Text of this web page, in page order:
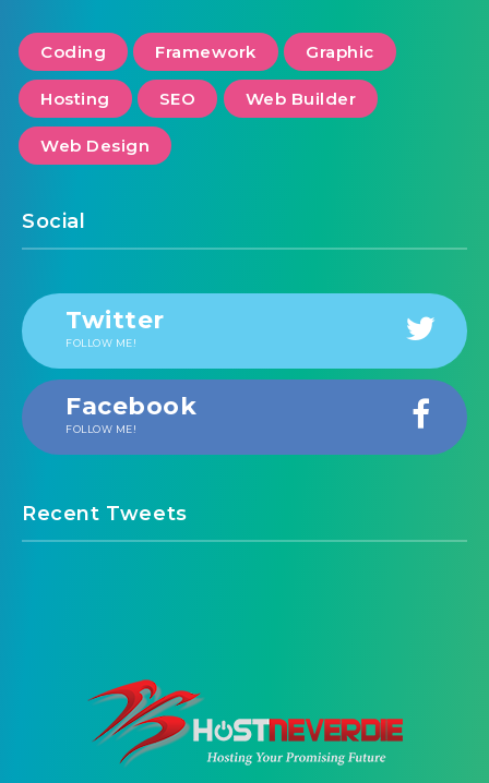
Coding Framework Graphic
Hosting SEO Web Builder
Web Design
Social
Twitter
FOLLOW ME!
Facebook
FOLLOW ME!
Recent Tweets